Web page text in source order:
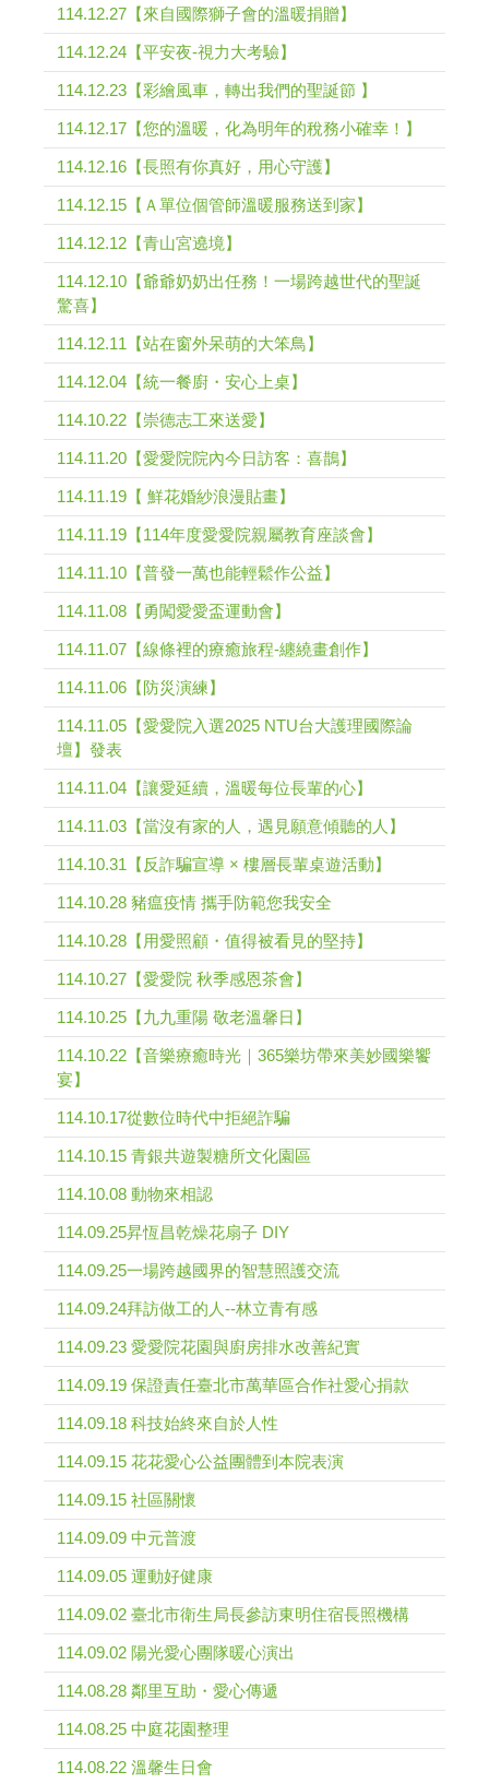
114.12.27【來自國際獅子會的溫暖捐贈】
114.12.24【平安夜-視力大考驗】
114.12.23【彩繪風車，轉出我們的聖誕節 】
114.12.17【您的溫暖，化為明年的稅務小確幸！】
114.12.16【長照有你真好，用心守護】
114.12.15【Ａ單位個管師溫暖服務送到家】
114.12.12【青山宮遶境】
114.12.10【爺爺奶奶出任務！一場跨越世代的聖誕
驚喜】
114.12.11【站在窗外呆萌的大笨鳥】
114.12.04【統一餐廚・安心上桌】
114.10.22【崇德志工來送愛】
114.11.20【愛愛院院內今日訪客：喜鵲】
114.11.19【 鮮花婚紗浪漫貼畫】
114.11.19【114年度愛愛院親屬教育座談會】
114.11.10【普發一萬也能輕鬆作公益】
114.11.08【勇闖愛愛盃運動會】
114.11.07【線條裡的療癒旅程-纏繞畫創作】
114.11.06【防災演練】
114.11.05【愛愛院入選2025 NTU台大護理國際論
壇】發表
114.11.04【讓愛延續，溫暖每位長輩的心】
114.11.03【當沒有家的人，遇見願意傾聽的人】
114.10.31【反詐騙宣導 × 樓層長輩桌遊活動】
114.10.28 豬瘟疫情 攜手防範您我安全
114.10.28【用愛照顧・值得被看見的堅持】
114.10.27【愛愛院 秋季感恩茶會】
114.10.25【九九重陽 敬老溫馨日】
114.10.22【音樂療癒時光｜365樂坊帶來美妙國樂饗
宴】
114.10.17從數位時代中拒絕詐騙
114.10.15 青銀共遊製糖所文化園區
114.10.08 動物來相認
114.09.25昇恆昌乾燥花扇子 DIY
114.09.25一場跨越國界的智慧照護交流
114.09.24拜訪做工的人--林立青有感
114.09.23 愛愛院花園與廚房排水改善紀實
114.09.19 保證責任臺北市萬華區合作社愛心捐款
114.09.18 科技始終來自於人性
114.09.15 花花愛心公益團體到本院表演
114.09.15 社區關懷
114.09.09 中元普渡
114.09.05 運動好健康
114.09.02 臺北市衛生局長參訪東明住宿長照機構
114.09.02 陽光愛心團隊暖心演出
114.08.28 鄰里互助・愛心傳遞
114.08.25 中庭花園整理
114.08.22 溫馨生日會